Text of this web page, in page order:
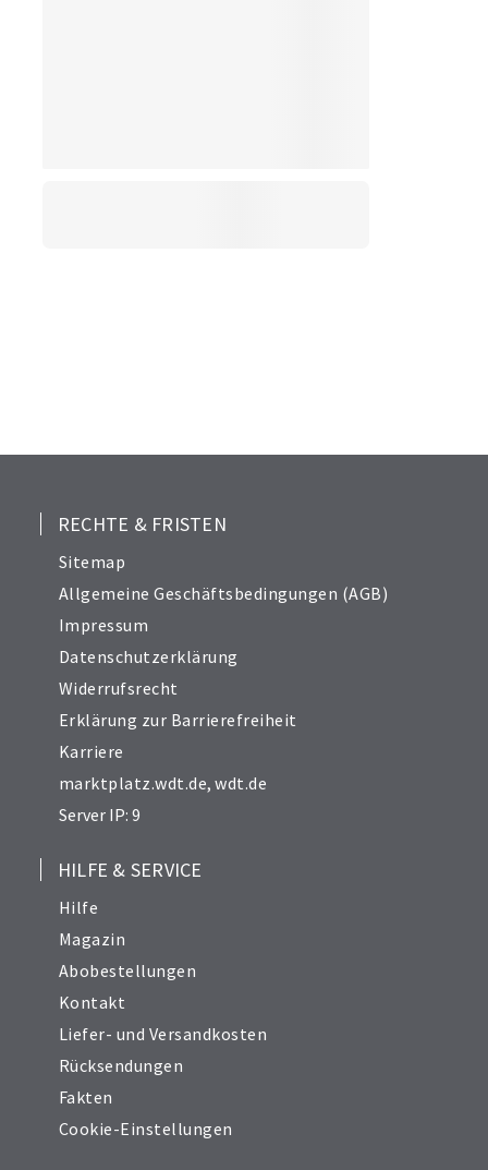
RECHTE & FRISTEN
Sitemap
Allgemeine Geschäftsbedingungen (AGB)
Impressum
Datenschutzerklärung
Widerrufsrecht
Erklärung zur Barrierefreiheit
Karriere
marktplatz.wdt.de,wdt.de
Server IP: 9
HILFE & SERVICE
Hilfe
Magazin
Abobestellungen
Kontakt
Liefer- und Versandkosten
Rücksendungen
Fakten
Cookie-Einstellungen